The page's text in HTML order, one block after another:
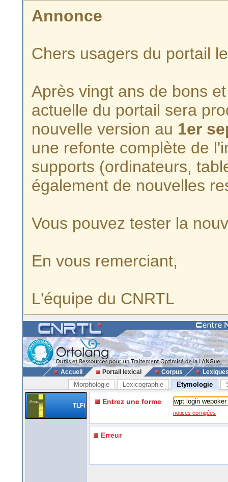
Annonce
Chers usagers du portail
Après vingt ans de bons
actuelle du portail sera
nouvelle version au 1er
une refonte complète de
supports (ordinateurs,
également de nouvelles
Vous pouvez tester la
En vous remerciant,
L'équipe du CNRTL
Accueil Portail lexical Corpus
Morphologie Lexicographie Etymologie
TLFi Entrez une forme
notices corrigées
Erreur